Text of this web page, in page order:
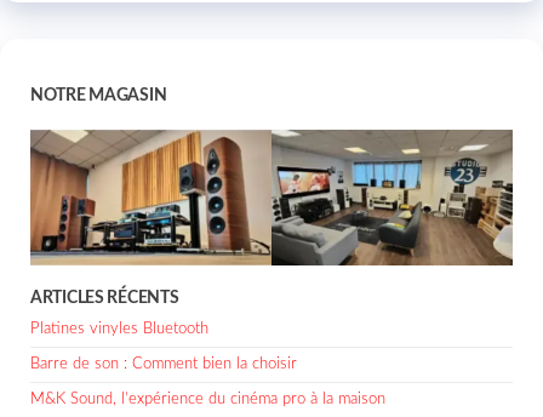
NOTRE MAGASIN
ARTICLES RÉCENTS
Platines vinyles Bluetooth
Barre de son : Comment bien la choisir
M&K Sound, l’expérience du cinéma pro à la maison